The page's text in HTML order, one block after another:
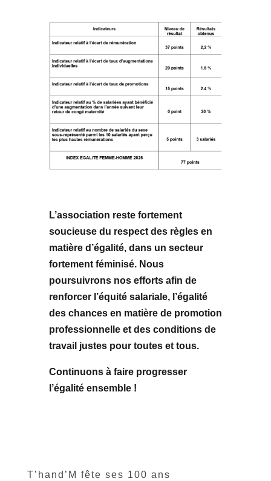
L’association reste fortement
soucieuse du respect des règles en
matière d’égalité, dans un secteur
fortement féminisé. Nous
poursuivrons nos efforts afin de
renforcer l’équité salariale, l’égalité
des chances en matière de promotion
professionnelle et des conditions de
travail justes pour toutes et tous.
Continuons à faire progresser
l’égalité ensemble !
T’hand’M fête ses 100 ans